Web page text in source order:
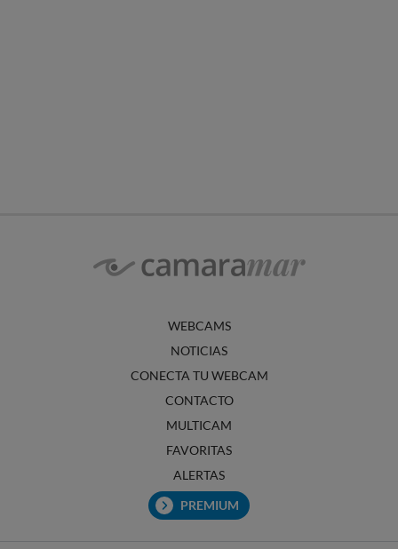
WEBCAMS
NOTICIAS
CONECTA TU WEBCAM
CONTACTO
MULTICAM
FAVORITAS
ALERTAS
PREMIUM